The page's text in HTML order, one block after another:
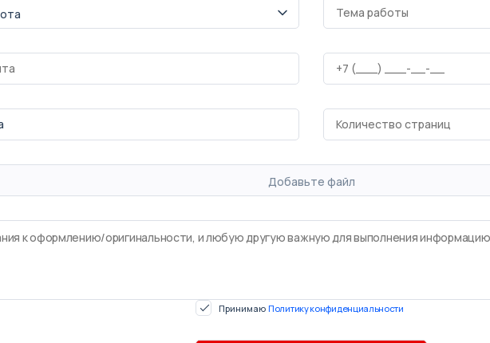
Добавьте файл
Принимаю Политику конфиденциальности